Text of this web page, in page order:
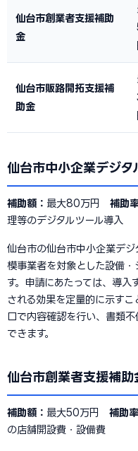
仙台市創業者支援補助
金
仙台市販路開拓支援補
助金
仙台市中小企業デジタ
補助額： 最大80万円 補助
理等のデジタルツール導入
仙台市の仙台市中小企業デ
模事業者を対象とした設備
す。申請にあたっては、導
される効果を定量的に示す
口で内容確認を行い、書類
できます。
仙台市創業者支援補助
補助額： 最大50万円 補助率
の店舗開設費・設備費